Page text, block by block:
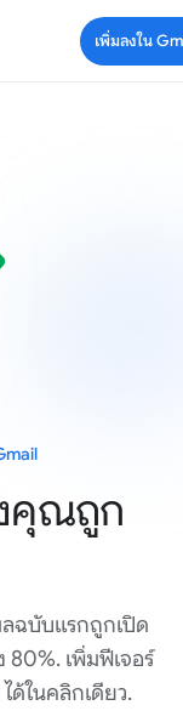
เพิ่มลงใน
คุณถูก
ฉบับแรกถูกเปิด
80%. เพิ่มฟีเจอร์
ด้ในคลิกเดียว.